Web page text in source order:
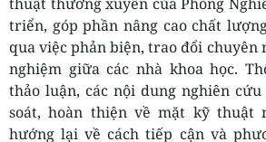
triển, góp phần nâng cao chất
qua việc phản biện, trao đổi chuyên
nghiệm giữa các nhà khoa học.
thảo luận, các nội dung nghiên
soát, hoàn thiện về mặt kỹ thuật
hướng lại về cách tiếp cận và